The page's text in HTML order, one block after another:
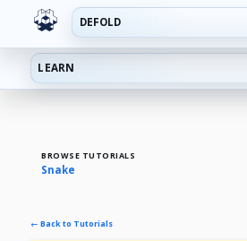
DEFOLD
LEARN
BROWSE TUTORIALS
Snake
← Back to Tutorials